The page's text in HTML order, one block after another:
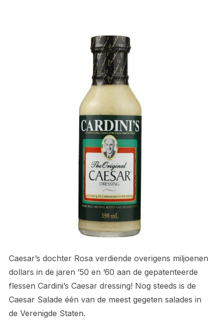
Caesar’s dochter Rosa verdiende overigens miljoenen
dollars in de jaren ’50 en ’60 aan de gepatenteerde
flessen Cardini’s Caesar dressing! Nog steeds is de
Caesar Salade één van de meest gegeten salades in
de Verenigde Staten.